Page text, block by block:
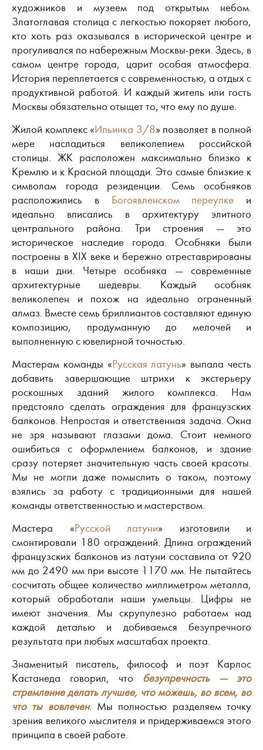
художников и музеем под открытым небом.
Златоглавая столица с легкостью покоряет любого,
кто хоть раз оказывался в исторической центре и
прогуливался по набережным Москвы-реки. Здесь, в
самом центре города, царит особая атмосфера.
История переплетается с современностью, а отдых с
продуктивной работой. И каждый житель или гость
Москвы обязательно отыщет то, что ему по душе.
Жилой комплекс «Ильинка 3/8‎» позволяет в полной
мере насладиться великолепием российской
столицы. ЖК расположен максимально близко к
Кремлю и к Красной площади. Это самые близкие к
символам города резиденции. Семь особняков
расположились в Богоявленском переулке и
идеально вписались в архитектуру элитного
центрального района. Три строения — это
историческое наследие города. Особняки были
построены в XIX веке и бережно отреставрированы
в наши дни. Четыре особняка — современные
архитектурные шедевры. Каждый особняк
великолепен и похож на идеально ограненный
алмаз. Вместе семь бриллиантов составляют единую
композицию, продуманную до мелочей и
выполненную с ювелирной точностью.
Мастерам команды «Русская латунь» выпала честь
добавить завершающие штрихи к экстерьеру
роскошных зданий жилого комплекса. Нам
предстояло сделать ограждения для французских
балконов. Непростая и ответственная задача. Окна
не зря называют глазами дома. Стоит немного
ошибиться с оформлением балконов, и здание
сразу потеряет значительную часть своей красоты.
Мы не могли даже помыслить о таком, поэтому
взялись за работу с традиционными для нашей
команды ответственностью и мастерством.
Мастера «Русской латуни» изготовили и
смонтировали 180 ограждений. Длина ограждений
французских балконов из латуни составила от 920
мм до 2490 мм при высоте 1170 мм. Не пытайтесь
сосчитать общее количество миллиметром металла,
который обработали наши умельцы. Цифры не
имеют значения. Мы скрупулезно работаем над
каждой деталью и добиваемся безупречного
результата при любых масштабах проекта.
Знаменитый писатель, философ и поэт Карлос
Кастанеда говорил, что безупречность — это
стремление делать лучшее, что можешь, во всем, во
что ты вовлечен. Мы полностью разделяем точку
зрения великого мыслителя и придерживаемся этого
принципа в своей работе.